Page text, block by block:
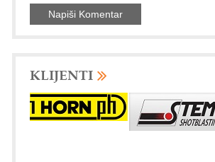
KLIJENTI